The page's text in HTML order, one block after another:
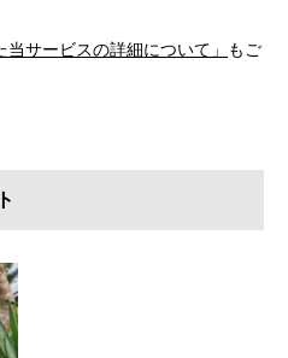
当サービスの詳細について」 もご